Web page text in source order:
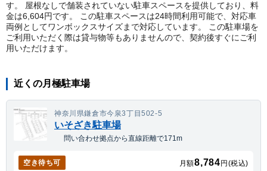
す。 屋根なしで舗装されていない駐車スペースを提供しており、料
金は6,604円です。 この駐車スペースは24時間利用可能で、対応車
両例としてワンボックスサイズまで対応しています。 この駐車場を
ご利用いただく際は貸与物等もありませんので、契約後すぐにご利
用いただけます。
近くの月極駐車場
神奈川県鎌倉市今泉3丁目502-5
いそざき駐車場
問い合わせ拠点から直線距離で171m
空き待ち可 月額8,784 円(税込)